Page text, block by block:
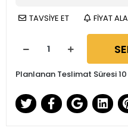
TAVSİYE ET FİYAT
Planlanan Teslimat Süresi